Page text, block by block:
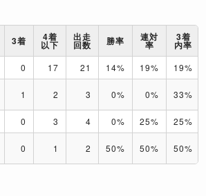
3着 4着
以下
出走
回数 勝率 連対
率
3着
内率
0 17 21 14% 19% 19%
1 2 3 0% 0% 33%
0 3 4 0% 25% 25%
0 1 2 50% 50% 50%